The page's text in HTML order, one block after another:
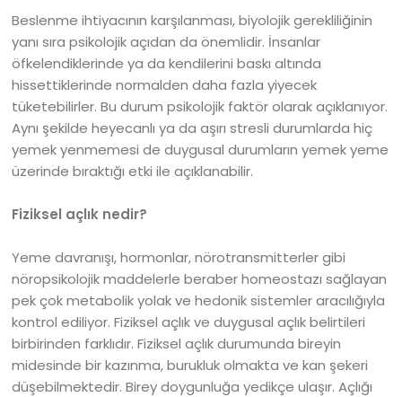
Beslenme ihtiyacının karşılanması, biyolojik gerekliliğinin
yanı sıra psikolojik açıdan da önemlidir. İnsanlar
öfkelendiklerinde ya da kendilerini baskı altında
hissettiklerinde normalden daha fazla yiyecek
tüketebilirler. Bu durum psikolojik faktör olarak açıklanıyor.
Aynı şekilde heyecanlı ya da aşırı stresli durumlarda hiç
yemek yenmemesi de duygusal durumların yemek yeme
üzerinde bıraktığı etki ile açıklanabilir.
Fiziksel açlık nedir?
Yeme davranışı, hormonlar, nörotransmitterler gibi
nöropsikolojik maddelerle beraber homeostazı sağlayan
pek çok metabolik yolak ve hedonik sistemler aracılığıyla
kontrol ediliyor. Fiziksel açlık ve duygusal açlık belirtileri
birbirinden farklıdır. Fiziksel açlık durumunda bireyin
midesinde bir kazınma, burukluk olmakta ve kan şekeri
düşebilmektedir. Birey doygunluğa yedikçe ulaşır. Açlığı